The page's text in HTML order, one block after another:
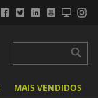
MAIS VENDIDOS